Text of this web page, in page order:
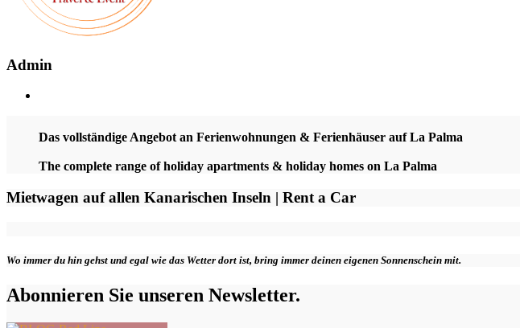
Admin
Das vollständige Angebot an Ferienwohnungen & Ferienhäuser auf La Palma
The complete range of holiday apartments & holiday homes on La Palma
Mietwagen auf allen Kanarischen Inseln | Rent a Car
Wo immer du hin gehst und egal wie das Wetter dort ist, bring immer deinen eigenen Sonnenschein mit.
Abonnieren Sie unseren Newsletter.